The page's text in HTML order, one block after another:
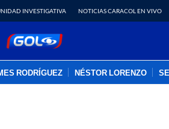
INVESTIGATIVA NOTICIAS CARACOL EN VIVO
RODRÍGUEZ NÉSTOR LORENZO